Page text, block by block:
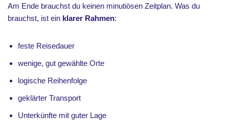
Am Ende brauchst du keinen minutiösen Zeitplan. Was du
brauchst, ist ein klarer Rahmen:
feste Reisedauer
wenige, gut gewählte Orte
logische Reihenfolge
geklärter Transport
Unterkünfte mit guter Lage